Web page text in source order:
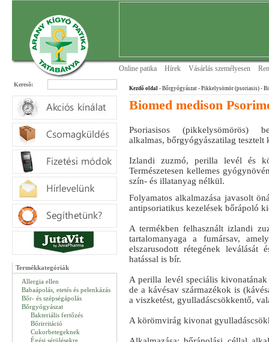
Online patika Hírek Vásárlás személyesen
Keresõ:
Termékkategóriák
Allergia ellen
Babaápolás, etetés és pelenkázás
Bőr- és szépségápolás
Bőrgyógyászat
Bakteriális fertőzés
Bőrirritáció
Cukorbetegeknek
Égési sérülésekre
Kezdõ oldal - Bőrgyógyászat - Pikkelysömör (psoriasis) -
Biomed medison
Psoriasisos (pikkelysömörös)
alkalmas, bőrgyógyászatilag tesztelt
Izlandi zuzmó, perilla levél és
Természetesen kellemes
szín- és illatanyag nélkül.
Folyamatos alkalmazása javasolt
antipsoriatikus kezelések bőrápoló
A termékben felhasznált izlandi
tartalomanyaga a fumársav,
elszarusodott rétegének leválását
hatással is bír.
A perilla levél speciális
de a kávésav származékok is
a viszketést, gyulladáscsökkentő,
A körömvirág kivonat